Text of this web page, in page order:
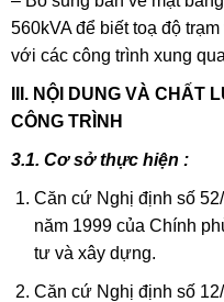
560kVA để biết toạ độ
với các công trình xung
III. NỘI DUNG VÀ CHẤT
CÔNG TRÌNH
3.1. Cơ sở thực hiện :
Căn cứ Nghị định số
năm 1999 của Chính
tư và xây dựng.
Căn cứ Nghị định số